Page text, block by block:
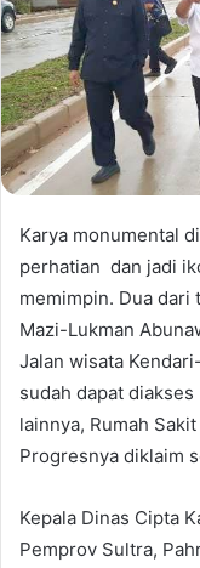
Karya monumental
perhatian dan jadi
memimpin. Dua dari
Mazi-Lukman
Jalan wisata
sudah dapat
lainnya, Rumah
Progresnya diklaim
Kepala Dinas Cipta
Pemprov Sultra,